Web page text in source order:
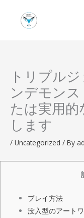
トリプル
ンデモン
たは実用
します
/ Uncategorized / By
プレイ方法
没入型のアート